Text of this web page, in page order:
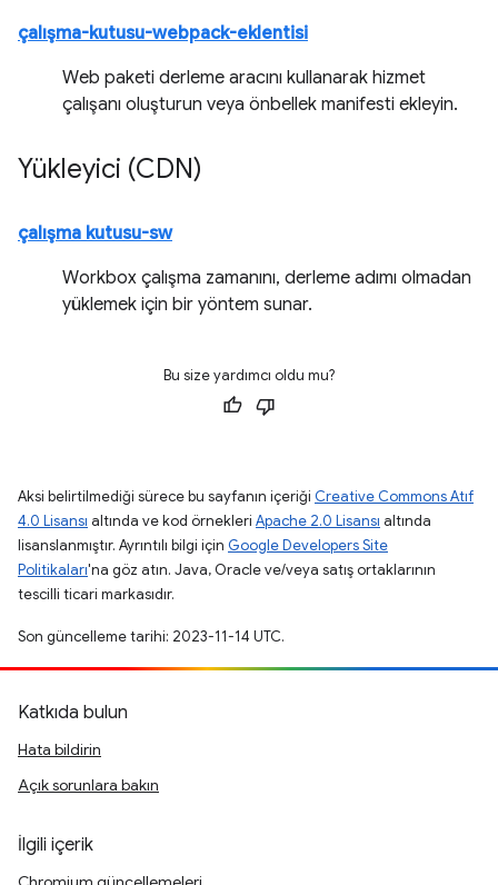
çalışma-kutusu-webpack-eklentisi
Web paketi derleme aracını kullanarak hizmet
çalışanı oluşturun veya önbellek manifesti ekleyin.
Yükleyici (CDN)
çalışma kutusu-sw
Workbox çalışma zamanını, derleme adımı olmadan
yüklemek için bir yöntem sunar.
Bu size yardımcı oldu mu?
Aksi belirtilmediği sürece bu sayfanın içeriği Creative Commons Atıf
4.0 Lisansı altında ve kod örnekleri Apache 2.0 Lisansı altında
lisanslanmıştır. Ayrıntılı bilgi için Google Developers Site
Politikaları'na göz atın. Java, Oracle ve/veya satış ortaklarının
tescilli ticari markasıdır.
Son güncelleme tarihi: 2023-11-14 UTC.
Katkıda bulun
Hata bildirin
Açık sorunlara bakın
İlgili içerik